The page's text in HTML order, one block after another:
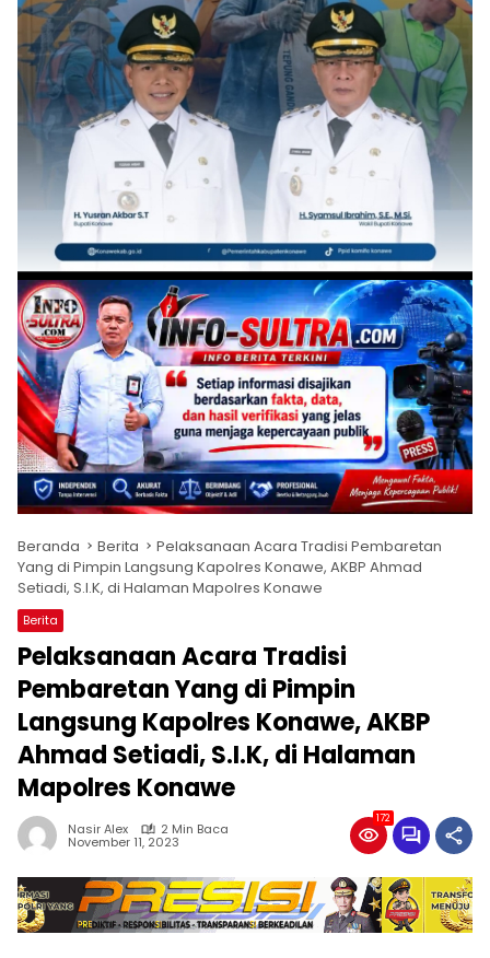
Beranda Berita
Pelaksanaan Acara Tradisi Pembaretan
Yang di Pimpin Langsung Kapolres Konawe, AKBP Ahmad
Setiadi, S.I.K, di Halaman Mapolres Konawe
Berita
Pelaksanaan Acara Tradisi
Pembaretan Yang di Pimpin
Langsung Kapolres Konawe, AKBP
Ahmad Setiadi, S.I.K, di Halaman
Mapolres Konawe
Nasir Alex 2 Min Baca
November 11, 2023
172